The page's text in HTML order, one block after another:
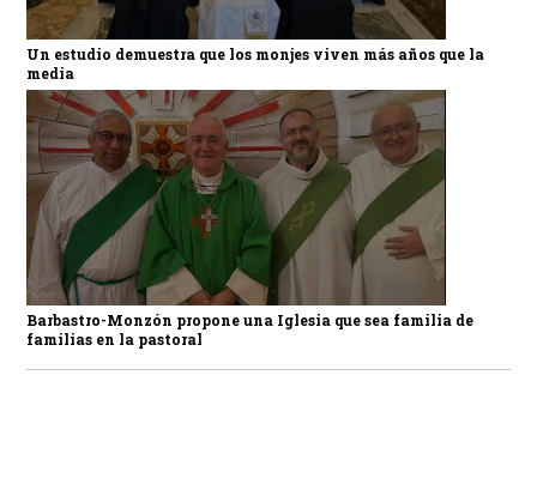
Un estudio demuestra que los monjes viven más años que la
media
Barbastro-Monzón propone una Iglesia que sea familia de
familias en la pastoral